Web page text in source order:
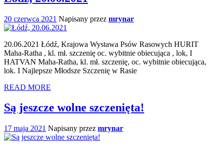
20 czerwca 2021 Napisany przez mrynar
20.06.2021 Łódź, Krajowa Wystawa Psów Rasowych HURIT
Maha-Ratha , kl. mł. szczenię oc. wybitnie obiecująca , lok, I
HATVAN Maha-Ratha, kl. mł. szczenię, oc. wybitnie obiecująca,
lok. I Najlepsze Młodsze Szczenię w Rasie
READ MORE
Są jeszcze wolne szczenięta!
17 maja 2021 Napisany przez mrynar